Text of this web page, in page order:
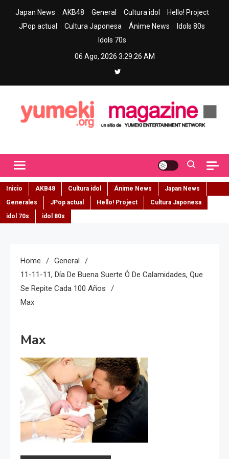
Japan News AKB48 General Cultura idol
Hello! Project
JPop actual
Cultura Japonesa Ánime News
Idols 80s
Idols 70s
06 Ago, 2026 3:29:27 AM
Inicio AKB48 Cultura idol Ánime News
Japan News
Generales
JPop actual Hello! Project
Cultura Japonesa
idol 70s
idol 80s
Home
General
11-11-11, Día De Buena Suerte Ó De Calamidades, Que
Se Repite Cada 100 Años
Max
Max